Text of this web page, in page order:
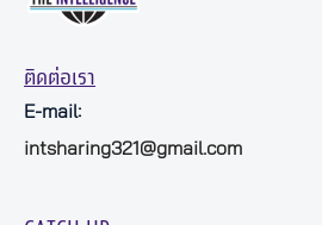
ติดต่อเรา
E-mail:
intsharing321@gmail.com